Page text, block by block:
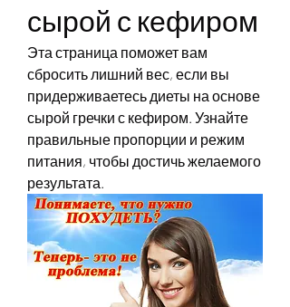
сырой с кефиром
Эта страница поможет вам
сбросить лишний вес, если вы
придерживаетесь диеты на основе
сырой гречки с кефиром. Узнайте
правильные пропорции и режим
питания, чтобы достичь желаемого
результата.